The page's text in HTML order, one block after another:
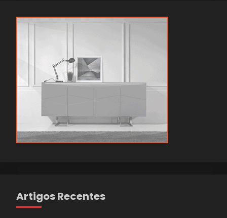
Artigos Recentes